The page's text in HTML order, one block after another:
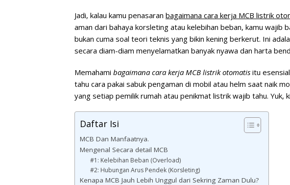
Jadi, kalau kamu penasaran bagaimana cara kerja MCB listrik
aman dari bahaya korsleting atau kelebihan beban, kamu wajib
bukan cuma soal teori teknis yang bikin kening berkerut. Ini
secara diam-diam menyelamatkan banyak nyawa dan harta
Memahami bagaimana cara kerja MCB listrik otomatis itu
tahu cara pakai sabuk pengaman di mobil atau helm saat naik
yang setiap pemilik rumah atau penikmat listrik wajib tahu. Yuk,
Daftar Isi
MCB Dan Manfaatnya.
Mengenal Secara detail MCB
#1: Kelebihan Beban (Overload)
#2: Hubungan Arus Pendek (Korsleting)
Kenapa MCB Jauh Lebih Unggul dari Sekring Zaman Dulu?